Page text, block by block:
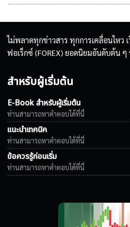
ไม่พลาดทุกข่าวสาร ทุกการเคลื่อนไหว
ฟอเร็กซ์ (FOREX) ยอดนิยมอันดับต้น ๆ
สำหรับผู้เริ่มต้น
E-Book สำหรับผู้เริ่มต้น
ท่านสามารถหาคำตอบได้ที่นี่
แนะนำเทคนิค
ท่านสามารถหาคำตอบได้ที่นี่
ข้อควรรู้ก่อนเริ่ม
ท่านสามารถหาคำตอบได้ที่นี่